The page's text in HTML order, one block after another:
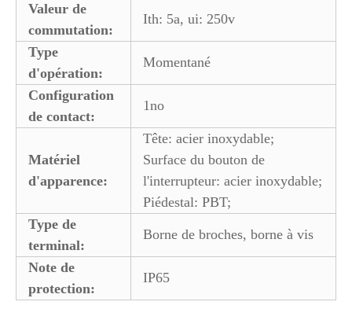
Valeur de
commutation:
Ith: 5a, ui: 250v
Type
d'opération:
Momentané
Configuration
de contact:
1no
Matériel
d'apparence:
Tête: acier inoxydable;
Surface du bouton de
l'interrupteur: acier inoxydable;
Piédestal: PBT;
Type de
terminal:
Borne de broches, borne à vis
Note de
protection:
IP65